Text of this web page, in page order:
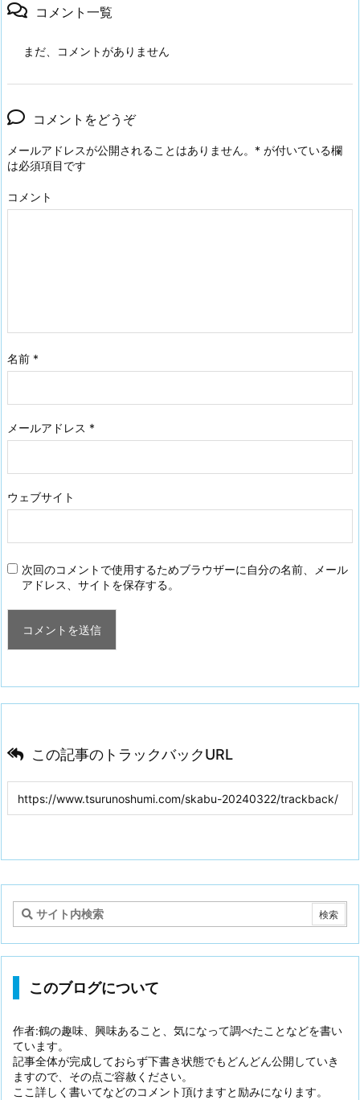
コメント一覧
まだ、コメントがありません
コメントをどうぞ
メールアドレスが公開されることはありません。 * が付いている欄
は必須項目です
コメント
名前 *
メールアドレス *
ウェブサイト
次回のコメントで使用するためブラウザーに自分の名前、メール
アドレス、サイトを保存する。
この記事のトラックバックURL
このブログについて
作者:鶴の趣味、興味あること、気になって調べたことなどを書い
ています。
記事全体が完成しておらず下書き状態でもどんどん公開していき
ますので、その点ご容赦ください。
ここ詳しく書いてなどのコメント頂けますと励みになります。